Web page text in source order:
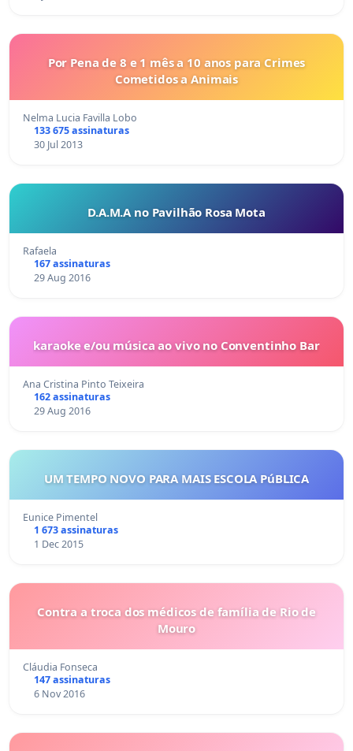
Por Pena de 8 e 1 mês a 10 anos para Crimes
Cometidos a Animais
Nelma Lucia Favilla Lobo
133 675 assinaturas
30 Jul 2013
D.A.M.A no Pavilhão Rosa Mota
Rafaela
167 assinaturas
29 Aug 2016
karaoke e/ou música ao vivo no Conventinho Bar
Ana Cristina Pinto Teixeira
162 assinaturas
29 Aug 2016
UM TEMPO NOVO PARA MAIS ESCOLA PúBLICA
Eunice Pimentel
1 673 assinaturas
1 Dec 2015
Contra a troca dos médicos de família de Rio de
Mouro
Cláudia Fonseca
147 assinaturas
6 Nov 2016